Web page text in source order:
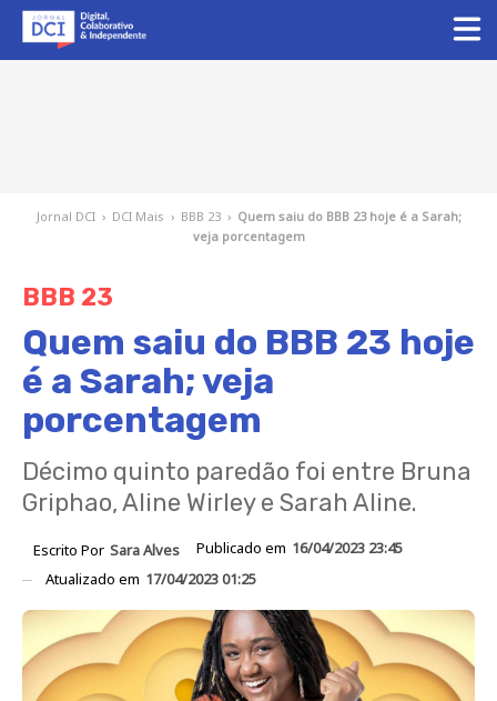
Jornal DCI › DCI Mais › BBB 23 › Quem saiu do BBB 23 hoje é a Sarah;
veja porcentagem
BBB 23
Quem saiu do BBB 23 hoje
é a Sarah; veja
porcentagem
Décimo quinto paredão foi entre Bruna
Griphao, Aline Wirley e Sarah Aline.
Escrito Por Sara Alves Publicado em 16/04/2023 23:45
Atualizado em 17/04/2023 01:25